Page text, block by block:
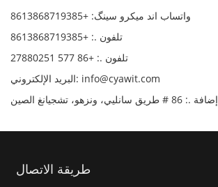
واتساب اند میکرو سینگ: +8613868719385
تلفون .: +8613868719385
تلفون .: +86 577 27880251
البريد الإلكتروني: info@cyawit.com
إضافة .: 86 # طريق سانليي، ونزهو، تشجيانغ الصين
طريقة الاتصال